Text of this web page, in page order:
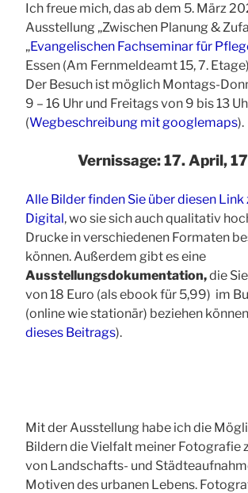
Ich freue mich, das ab dem 5. März
Ausstellung „Zwischen Planung &
„Evangelischen Fachseminar für
Essen (Am Fernmeldeamt 15, 7.
Der Besuch ist möglich Montags-
9 – 16 Uhr und Freitags von 9 bis 13
(Wegbeschreibung mit googlemaps).
Vernissage: 17. April,
Alle Bilder finden Sie über diesen Link
Digital, wo sie sich auch qualitativ
Drucke in verschiedenen Formaten
können. Außerdem gibt es eine
Ausstellungsdokumentation,die
von 18 Euro (als ebook für 5,99) im
(online wie stationär) beziehen können
dieses Beitrags).
Mit der Ausstellung habe ich die
Bildern die Vielfalt meiner Fotografie
von Landschafts- und
Motiven des urbanen Lebens.